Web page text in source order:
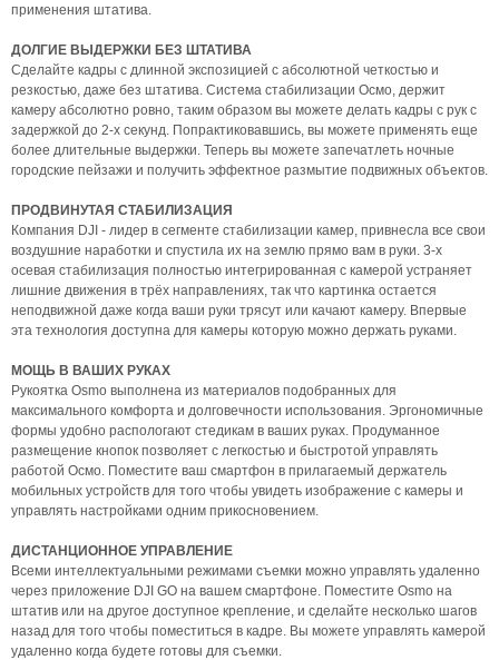
применения штатива.
ДОЛГИЕ ВЫДЕРЖКИ БЕЗ ШТАТИВА
Сделайте кадры с длинной экспозицией с абсолютной четкостью и
резкостью, даже без штатива. Система стабилизации Осмо, держит
камеру абсолютно ровно, таким образом вы можете делать кадры с рук с
задержкой до 2-х секунд. Попрактиковавшись, вы можете применять еще
более длительные выдержки. Теперь вы можете запечатлеть ночные
городские пейзажи и получить эффектное размытие подвижных объектов.
ПРОДВИНУТАЯ СТАБИЛИЗАЦИЯ
Компания DJI - лидер в сегменте стабилизации камер, привнесла все свои
воздушние наработки и спустила их на землю прямо вам в руки. 3-х
осевая стабилизация полностью интегрированная с камерой устраняет
лишние движения в трёх направлениях, так что картинка остается
неподвижной даже когда ваши руки трясут или качают камеру. Впервые
эта технология доступна для камеры которую можно держать руками.
МОЩЬ В ВАШИХ РУКАХ
Рукоятка Osmo выполнена из материалов подобранных для
максимального комфорта и долговечности использования. Эргономичные
формы удобно распологают стедикам в ваших руках. Продуманное
размещение кнопок позволяет с легкостью и быстротой управлять
работой Осмо. Поместите ваш смартфон в прилагаемый держатель
мобильных устройств для того чтобы увидеть изображение с камеры и
управлять настройками одним прикосновением.
ДИСТАНЦИОННОЕ УПРАВЛЕНИЕ
Всеми интеллектуальными режимами съемки можно управлять удаленно
через приложение DJI GO на вашем смартфоне. Поместите Osmo на
штатив или на другое доступное крепление, и сделайте несколько шагов
назад для того чтобы поместиться в кадре. Вы можете управлять камерой
удаленно когда будете готовы для съемки.